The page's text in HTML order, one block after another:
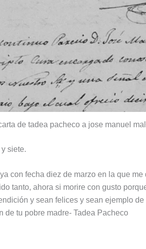
de tadea pacheco a jose manuel
siete.
con fecha diez de marzo en la que
tanto, ahora si morire con gusto
y sean felices y sean ejemplo
de tu pobre madre- Tadea Pacheco